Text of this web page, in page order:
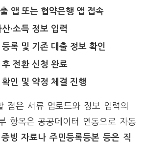
앱 또는 협약은행 앱 접속
·소득 정보 입력
록 및 기존 대출 정보 확인
전환 신청 완료
인 및 약정 체결 진행
점은 서류 업로드와 정보 입력의
항목은 공공데이터 연동으로 자동
빙 자료나 주민등록등본 등은 직